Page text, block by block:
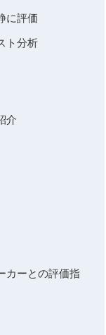
に評価
ト分析
介
カーとの評価指